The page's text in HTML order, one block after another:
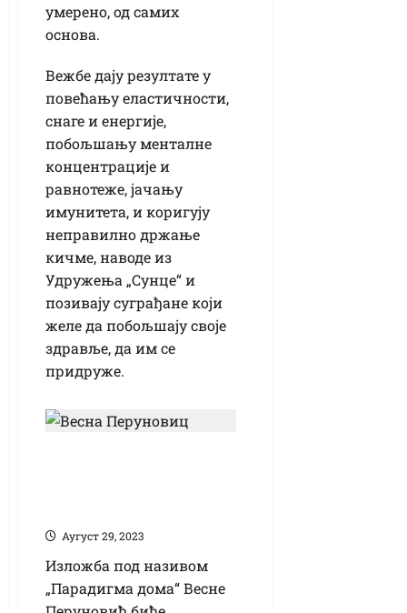
умерено, од самих
основа.
Вежбе дају резултате у
повећању еластичности,
снаге и енергије,
побољшању менталне
концентрације и
равнотеже, јачању
имунитета, и коригују
неправилно држање
кичме, наводе из
Удружења „Сунце“ и
позивају суграђане који
желе да побољшају своје
здравље, да им се
придруже.
Аугуст 29, 2023
Изложба под називом
„Парадигма дома“ Весне